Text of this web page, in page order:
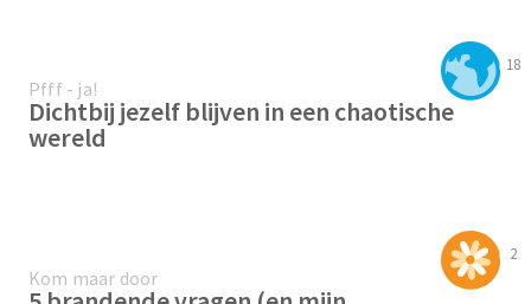
18
Pfff - ja!
Dichtbij jezelf blijven in een chaotische
wereld
2
Kom maar door